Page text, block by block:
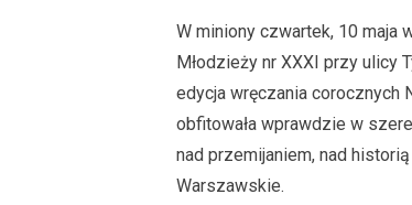
W miniony czwartek, 10 maja
Młodzieży nr XXXI przy ulicy
edycja wręczania corocznych
obfitowała wprawdzie w
nad przemijaniem, nad
Warszawskie.